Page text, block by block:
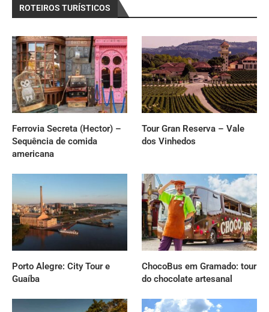
ROTEIROS TURÍSTICOS
Ferrovia Secreta (Hector) –
Sequência de comida
americana
Tour Gran Reserva – Vale
dos Vinhedos
Porto Alegre: City Tour e
Guaíba
ChocoBus em Gramado: tour
do chocolate artesanal